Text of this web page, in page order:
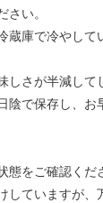
さい。
蔵庫で冷やして
しさが半減して
陰で保存し、お
態をご確認くだ
していますが、